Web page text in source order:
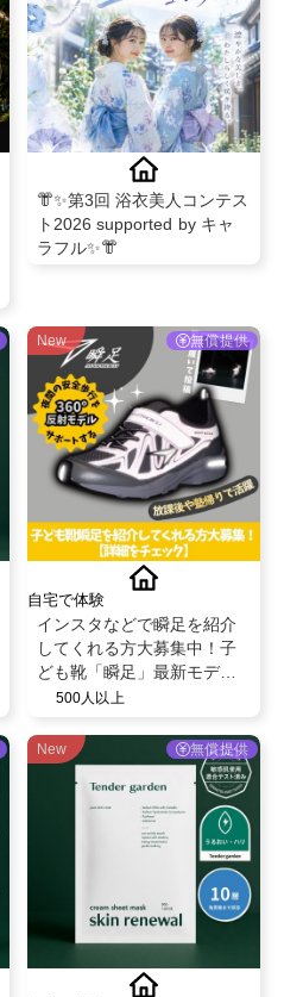
👘✨第3回 浴衣美人コンテス
ト2026 supported by キャ
ラフル✨👘
New 無償提供
自宅で体験
インスタなどで瞬足を紹介
してくれる方大募集中！子
ども靴「瞬足」最新モデル
を履いて投稿✨
500人以上
New 無償提供